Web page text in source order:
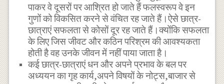
पाकर वे दूसरों पर आश्रित हो जाते हैं फलस्वरूप वे इन
गुणों को विकसित करने से वंचित रह जाते हैं।ऐसे छात्र-
छात्राएं सफलता से कोसों दूर रह जाते हैं।क्योंकि सफलता
के लिए जिस जीवट और कठिन परिश्रम की आवश्यकता
होती है वह उनके जीवन में नहीं पाया जाता है।
कई छात्र-छात्राएं धन और अपने प्रभाव के बल पर
अध्ययन का गृह कार्य,अपने विषयों के नोट्स,बाजार से